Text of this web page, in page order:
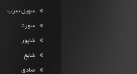
سهیل سرب
سورنا
شاپور
شایع
صادق